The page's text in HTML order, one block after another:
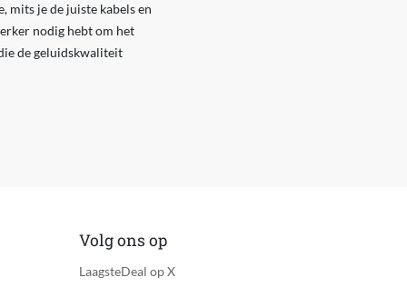
mits je de juiste kabels en
nodig hebt om het
de geluidskwaliteit
Volg ons op
LaagsteDeal op X